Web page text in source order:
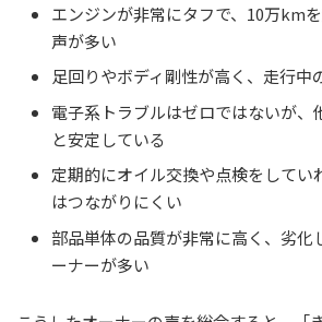
エンジンが非常にタフで、10万km
声が多い
足回りやボディ剛性が高く、走行中
電子系トラブルはゼロではないが、
と安定している
定期的にオイル交換や点検をしてい
はつながりにくい
部品単体の品質が非常に高く、劣化
ーナーが多い